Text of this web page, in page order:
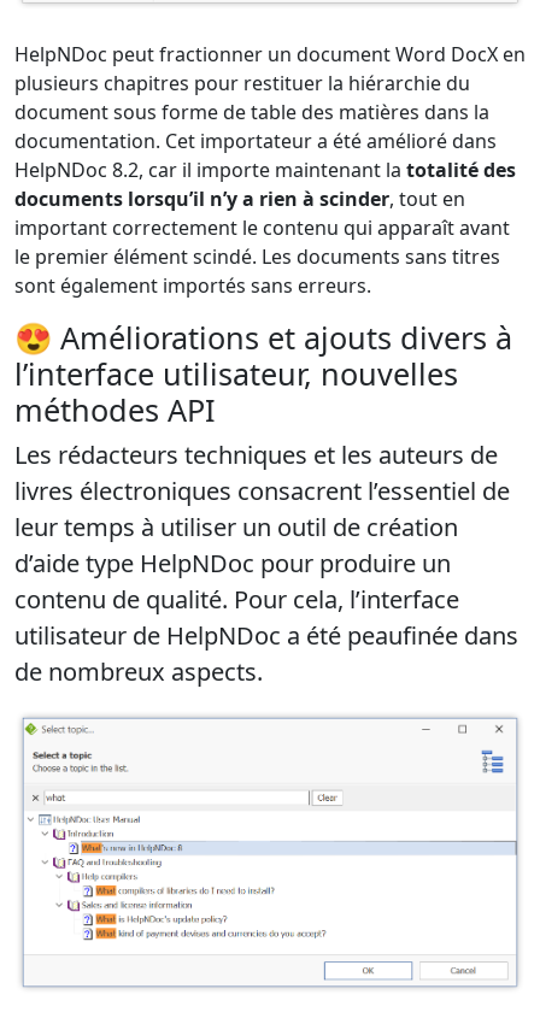
HelpNDoc peut fractionner un document Word DocX en
plusieurs chapitres pour restituer la hiérarchie du
document sous forme de table des matières dans la
documentation. Cet importateur a été amélioré dans
HelpNDoc 8.2, car il importe maintenant la totalité des
documents lorsqu’il n’y a rien à scinder, tout en
important correctement le contenu qui apparaît avant
le premier élément scindé. Les documents sans titres
sont également importés sans erreurs.
😍 Améliorations et ajouts divers à
l’interface utilisateur, nouvelles
méthodes API
Les rédacteurs techniques et les auteurs de
livres électroniques consacrent l’essentiel de
leur temps à utiliser un outil de création
d’aide type HelpNDoc pour produire un
contenu de qualité. Pour cela, l’interface
utilisateur de HelpNDoc a été peaufinée dans
de nombreux aspects.